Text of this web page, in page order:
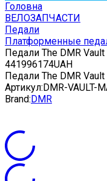
Головна
ВЕЛОЗАПЧАСТИ
Педали
Платформенные
Педали The DMR
441996174UAH
Педали The DMR
Артикул:DMR-VAULT-
Brand:DMR